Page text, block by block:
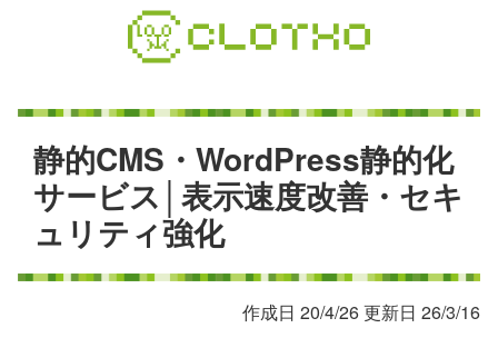
静的CMS ・ WordPress静的化
サービス │ 表示速度改善 ・ セキ
ュ リ ティ強化
作成日 20/4/26 更新日 26/3/16